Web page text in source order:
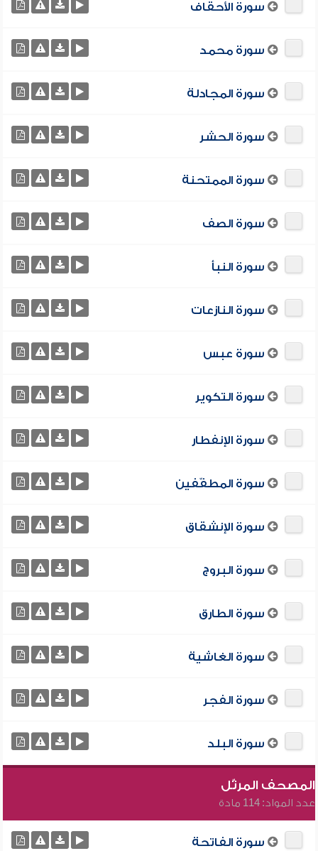
سورة الأحقاف
سورة محمد
سورة المجادلة
سورة الحشر
سورة الممتحنة
سورة الصف
سورة النبأ
سورة النازعات
سورة عبس
سورة التكوير
سورة الإنفطار
سورة المطفّفين
سورة الإنشقاق
سورة البروج
سورة الطارق
سورة الغاشية
سورة الفجر
سورة البلد
المصحف المرتّل
عدد المواد: 114 مادة
سورة الفاتحة